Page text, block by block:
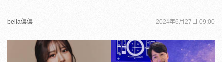
bella儂儂 2024年6月27日 09:00